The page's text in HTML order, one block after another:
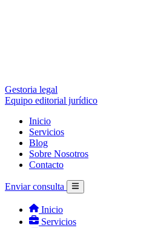
Gestoria legal
Equipo editorial jurídico
Inicio
Servicios
Blog
Sobre Nosotros
Contacto
Enviar consulta
Inicio
Servicios